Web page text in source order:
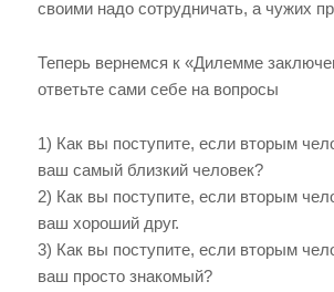
своими надо сотрудничать, а чужих
Теперь вернемся к «Дилемме
ответьте сами себе на вопросы
1) Как вы поступите, если вторым
ваш самый близкий человек?
2) Как вы поступите, если вторым
ваш хороший друг.
3) Как вы поступите, если вторым
ваш просто знакомый?